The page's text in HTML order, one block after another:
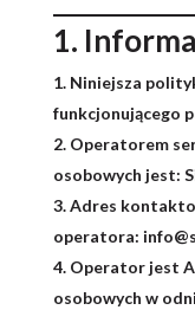
1.
Niniejsza
funkcjonującego
Operatorem
osobowych jest:
Adres
operatora:
Operator jest
osobowych w